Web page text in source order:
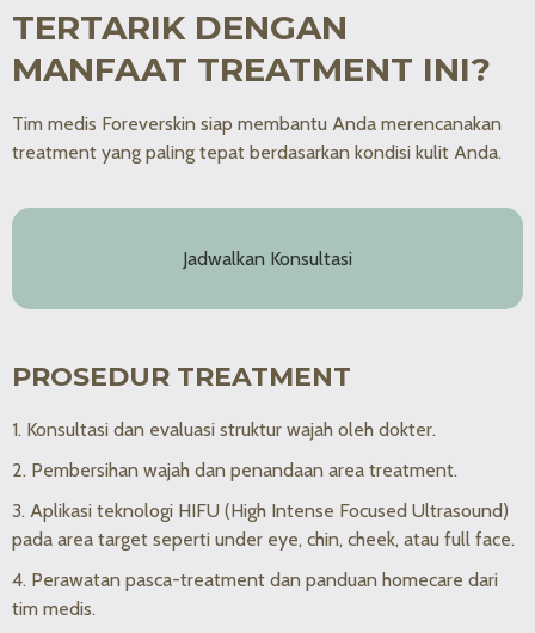
TERTARIK DENGAN
MANFAAT TREATMENT INI?
Tim medis Foreverskin siap membantu Anda merencanakan
treatment yang paling tepat berdasarkan kondisi kulit Anda.
Jadwalkan Konsultasi
PROSEDUR TREATMENT
1. Konsultasi dan evaluasi struktur wajah oleh dokter.
2. Pembersihan wajah dan penandaan area treatment.
3. Aplikasi teknologi HIFU (High Intense Focused Ultrasound)
pada area target seperti under eye, chin, cheek, atau full face.
4. Perawatan pasca-treatment dan panduan homecare dari
tim medis.